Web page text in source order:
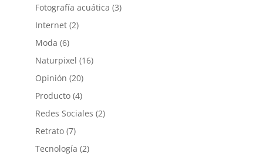
Fotografía acuática (3)
Internet(2)
Moda (6)
Naturpixel (16)
Opinión (20)
Producto(4)
Redes Sociales (2)
Retrato(7)
Tecnología (2)